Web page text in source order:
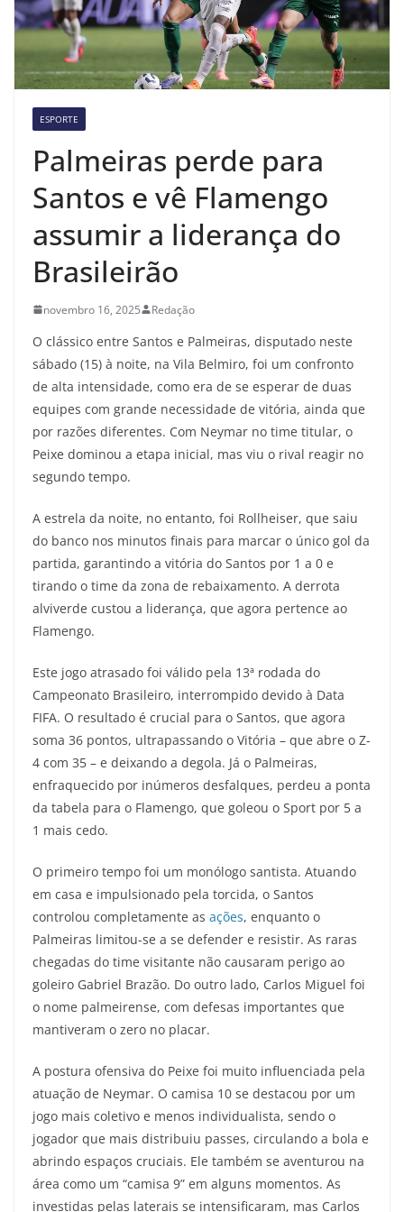
ESPORTE
Palmeiras perde para
Santos e vê Flamengo
assumir a liderança do
Brasileirão
novembro 16, 2025 Redação
O clássico entre Santos e Palmeiras, disputado neste
sábado (15) à noite, na Vila Belmiro, foi um confronto
de alta intensidade, como era de se esperar de duas
equipes com grande necessidade de vitória, ainda que
por razões diferentes. Com Neymar no time titular, o
Peixe dominou a etapa inicial, mas viu o rival reagir no
segundo tempo.
A estrela da noite, no entanto, foi Rollheiser, que saiu
do banco nos minutos finais para marcar o único gol da
partida, garantindo a vitória do Santos por 1 a 0 e
tirando o time da zona de rebaixamento. A derrota
alviverde custou a liderança, que agora pertence ao
Flamengo.
Este jogo atrasado foi válido pela 13ª rodada do
Campeonato Brasileiro, interrompido devido à Data
FIFA. O resultado é crucial para o Santos, que agora
soma 36 pontos, ultrapassando o Vitória – que abre o Z-
4 com 35 – e deixando a degola. Já o Palmeiras,
enfraquecido por inúmeros desfalques, perdeu a ponta
da tabela para o Flamengo, que goleou o Sport por 5 a
1 mais cedo.
O primeiro tempo foi um monólogo santista. Atuando
em casa e impulsionado pela torcida, o Santos
controlou completamente as ações, enquanto o
Palmeiras limitou-se a se defender e resistir. As raras
chegadas do time visitante não causaram perigo ao
goleiro Gabriel Brazão. Do outro lado, Carlos Miguel foi
o nome palmeirense, com defesas importantes que
mantiveram o zero no placar.
A postura ofensiva do Peixe foi muito influenciada pela
atuação de Neymar. O camisa 10 se destacou por um
jogo mais coletivo e menos individualista, sendo o
jogador que mais distribuiu passes, circulando a bola e
abrindo espaços cruciais. Ele também se aventurou na
área como um “camisa 9” em alguns momentos. As
investidas pelas laterais se intensificaram, mas Carlos